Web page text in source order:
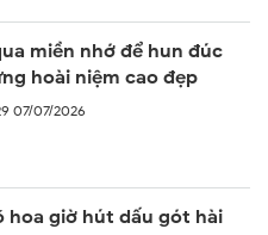
miền nhớ để hun đúc
hoài niệm cao đẹp
07/07/2026
hoa giờ hút dấu gót hài